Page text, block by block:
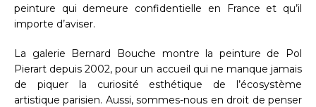
peinture qui demeure confidentielle en France et qu’il
importe d’aviser.
La galerie Bernard Bouche montre la peinture de Pol
Pierart depuis 2002, pour un accueil qui ne manque jamais
de piquer la curiosité esthétique de l’écosystème
artistique parisien. Aussi, sommes-nous en droit de penser